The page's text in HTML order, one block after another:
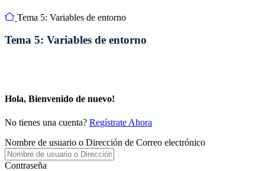
Tema 5: Variables de entorno
Tema 5: Variables de entorno
Hola, Bienvenido de nuevo!
No tienes una cuenta? Regístrate Ahora
Nombre de usuario o Dirección de Correo electrónico
Contraseña